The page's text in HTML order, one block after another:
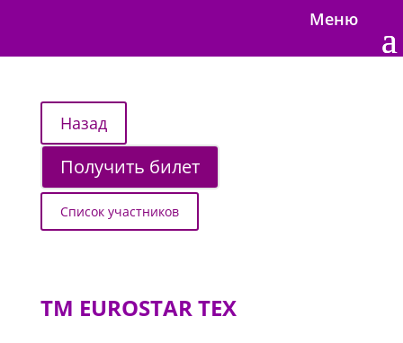
Меню
Получить билет
Список участников
TM EUROSTAR TEX